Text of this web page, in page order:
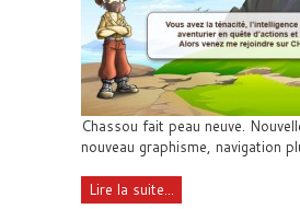
Chassou fait peau neuve.
nouveau graphisme, navigation
Lire la suite...